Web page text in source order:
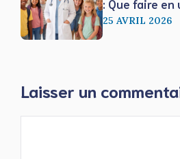
: Que faire en
25 AVRIL 2026
Laisser un